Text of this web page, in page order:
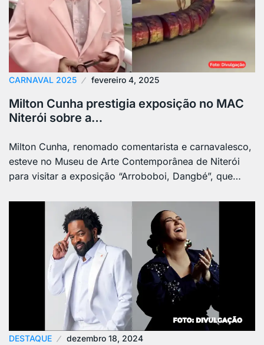
CARNAVAL 2025 fevereiro 4, 2025
Milton Cunha prestigia exposição no MAC
Niterói sobre a…
Milton Cunha, renomado comentarista e carnavalesco,
esteve no Museu de Arte Contemporânea de Niterói
para visitar a exposição “Arroboboi, Dangbé”, que…
DESTAQUE dezembro 18, 2024